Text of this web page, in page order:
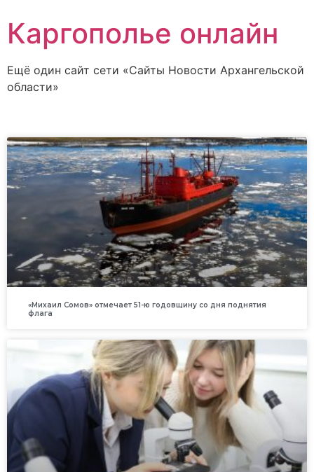
Каргополье онлайн
Ещё один сайт сети «Сайты Новости Архангельской
области»
«Михаил Сомов» отмечает 51-ю годовщину со дня поднятия
флага